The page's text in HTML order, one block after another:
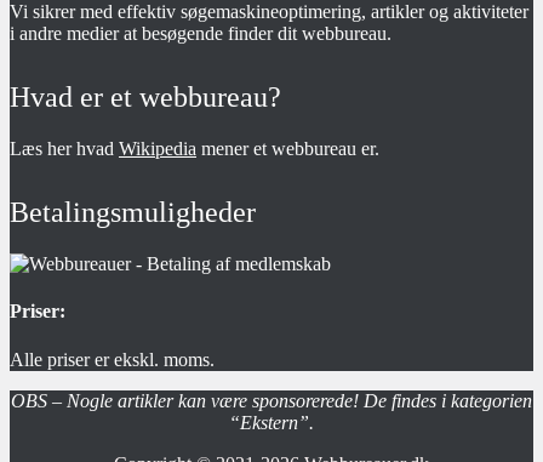
Vi sikrer med effektiv søgemaskineoptimering, artikler og aktiviteter
i andre medier at besøgende finder dit webbureau.
Hvad er et webbureau?
Læs her hvad Wikipedia mener et webbureau er.
Betalingsmuligheder
Priser:
Alle priser er ekskl. moms.
OBS – Nogle artikler kan være sponsorerede! De findes i kategorien
“Ekstern”.